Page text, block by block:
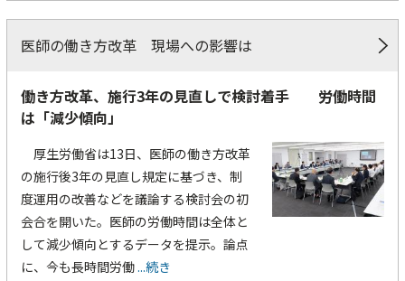
医師の働き方改革 現場への影響は
働き方改革、施行3年の見直しで検討着手 労働時間
は「減少傾向」
厚生労働省は13日、医師の働き方改革
の施行後3年の見直し規定に基づき、制
度運用の改善などを議論する検討会の初
会合を開いた。医師の労働時間は全体と
して減少傾向とするデータを提示。論点
に、今も長時間労働...続き